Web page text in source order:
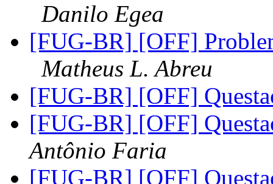
Danilo Egea
[FUG-BR] [OFF]
Matheus L. Abreu
[FUG-BR] [OFF]
[FUG-BR] [OFF]
Antônio Faria
[FUG-BR] [OFF]